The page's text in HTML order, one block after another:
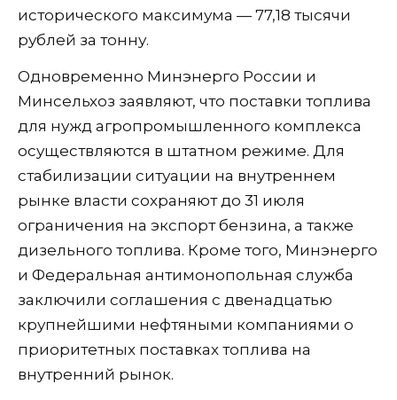
исторического максимума — 77,18 тысячи
рублей за тонну.
Одновременно Минэнерго России и
Минсельхоз заявляют, что поставки топлива
для нужд агропромышленного комплекса
осуществляются в штатном режиме. Для
стабилизации ситуации на внутреннем
рынке власти сохраняют до 31 июля
ограничения на экспорт бензина, а также
дизельного топлива. Кроме того, Минэнерго
и Федеральная антимонопольная служба
заключили соглашения с двенадцатью
крупнейшими нефтяными компаниями о
приоритетных поставках топлива на
внутренний рынок.